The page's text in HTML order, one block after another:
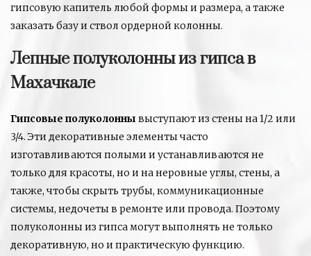
гипсовую капитель любой формы и размера, а также
заказать базу и ствол ордерной колонны.
Лепные полуколонны из гипса в
Махачкале
Гипсовые полуколонны выступают из стены на 1/2 или
3/4. Эти декоративные элементы часто
изготавливаются полыми и устанавливаются не
только для красоты, но и на неровные углы, стены, а
также, чтобы скрыть трубы, коммуникационные
системы, недочеты в ремонте или провода. Поэтому
полуколонны из гипса могут выполнять не только
декоративную, но и практическую функцию.